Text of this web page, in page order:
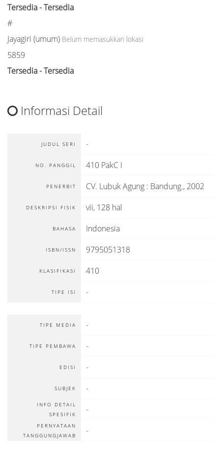
Tersedia - Tersedia
#
Jayagiri (umum) Belum memasukkan lokasi
5859
Tersedia - Tersedia
Informasi Detail
JUDUL SERI -
NO. PANGGIL 410 PakC I
PENERBIT CV. Lubuk Agung : Bandung., 2002
DESKRIPSI FISIK vii, 128 hal
BAHASA Indonesia
ISBN/ISSN 9795051318
KLASIFIKASI 410
TIPE ISI -
TIPE MEDIA -
TIPE PEMBAWA -
EDISI -
SUBJEK -
INFO DETAIL
SPESIFIK
-
PERNYATAAN
TANGGUNGJAWAB
-